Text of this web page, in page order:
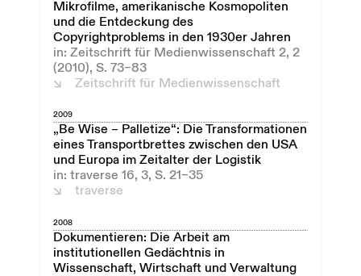
Mikrofilme, amerikanische Kosmopoliten
und die Entdeckung des
Copyrightproblems in den 1930er Jahren
in: Zeitschrift für Medienwissenschaft 2, 2
(2010), S. 73–83
Zeitschrift für Medienwissenschaft
2009
„Be Wise – Palletize“: Die Transformationen
eines Transportbrettes zwischen den USA
und Europa im Zeitalter der Logistik
in: traverse 16, 3, S. 21–35
traverse
2008
Dokumentieren: Die Arbeit am
institutionellen Gedächtnis in
Wissenschaft, Wirtschaft und Verwaltung